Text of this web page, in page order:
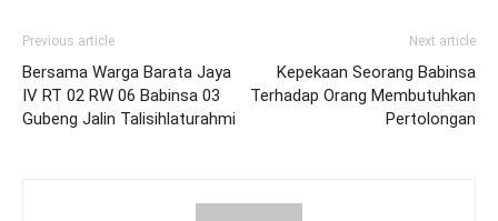
Previous article
Bersama Warga Barata Jaya
IV RT 02 RW 06 Babinsa 03
Gubeng Jalin Talisihlaturahmi
Next article
Kepekaan Seorang Babinsa
Terhadap Orang Membutuhkan
Pertolongan